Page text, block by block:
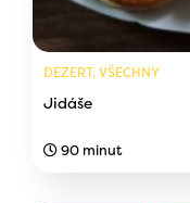
DEZERT, VŠECHNY
Jidáše
90 minut